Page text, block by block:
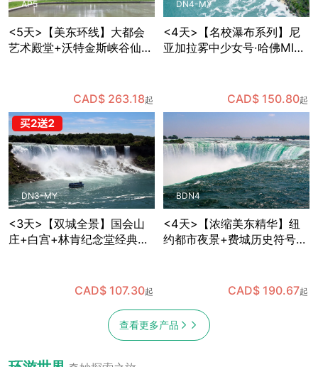
AP5
<5天>【美东环线】大都会
艺术殿堂+沃特金斯峡谷仙境
CAD$ 263.18起
DN4-MY
<4天>【名校瀑布系列】尼
亚加拉雾中少女号·哈佛MIT
标三连拍，费城独立宫与自
由钟打卡，纽约往返
CAD$ 150.80起
DN3-MY
<3天>【双城全景】国会山
庄+白宫+林肯纪念堂经典地
凌空，纽约往返CAD$ 107.30起
BDN4
<4天>【浓缩美东精华】纽
约都市夜景+费城历史符号
+林肯纪念堂经典地标三连
CAD$ 190.67起
查看更多产品